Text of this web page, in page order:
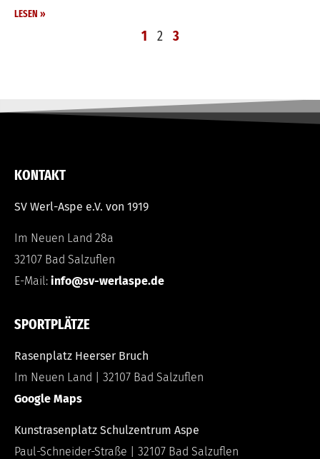
LESEN »
1 2 3
KONTAKT
SV Werl-Aspe e.V. von 1919
Im Neuen Land 28a
32107 Bad Salzuflen
E-Mail: info@sv-werlaspe.de
SPORTPLÄTZE
Rasenplatz Heerser Bruch
Im Neuen Land | 32107 Bad Salzuflen
Google Maps
Kunstrasenplatz Schulzentrum Aspe
Paul-Schneider-Straße | 32107 Bad Salzuflen